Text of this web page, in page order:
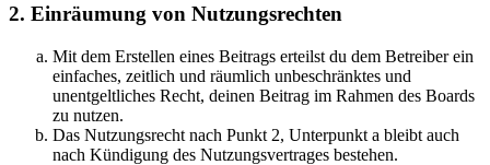
2. Einräumung von Nutzungsrechten
Mit dem Erstellen eines Beitrags erteilst du dem Betreiber ein
einfaches, zeitlich und räumlich unbeschränktes und
unentgeltliches Recht, deinen Beitrag im Rahmen des Boards
zu nutzen.
Das Nutzungsrecht nach Punkt 2, Unterpunkt a bleibt auch
nach Kündigung des Nutzungsvertrages bestehen.